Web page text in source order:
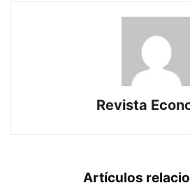
Revista
Artículos